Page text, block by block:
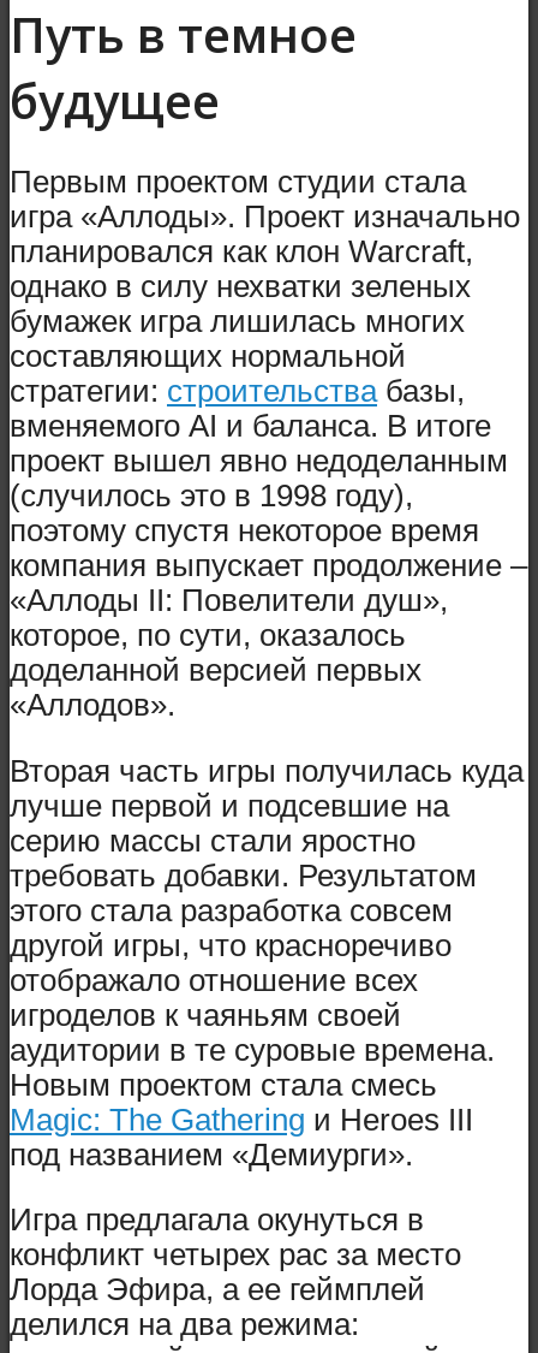
Путь в темное
будущее
Первым проектом студии стала
игра «Аллоды». Проект изначально
планировался как клон Warcraft,
однако в силу нехватки зеленых
бумажек игра лишилась многих
составляющих нормальной
стратегии: строительствабазы,
вменяемого AI и баланса. В итоге
проект вышел явно недоделанным
(случилось это в 1998 году),
поэтому спустя некоторое время
компания выпускает продолжение –
«Аллоды II: Повелители душ»,
которое, по сути, оказалось
доделанной версией первых
«Аллодов».
Вторая часть игры получилась куда
лучше первой и подсевшие на
серию массы стали яростно
требовать добавки. Результатом
этого стала разработка совсем
другой игры, что красноречиво
отображало отношение всех
игроделов к чаяньям своей
аудитории в те суровые времена.
Новым проектом стала смесь
Magic: The Gathering и Heroes III
под названием «Демиурги».
Игра предлагала окунуться в
конфликт четырех рас за место
Лорда Эфира, а ее геймплей
делился на два режима: